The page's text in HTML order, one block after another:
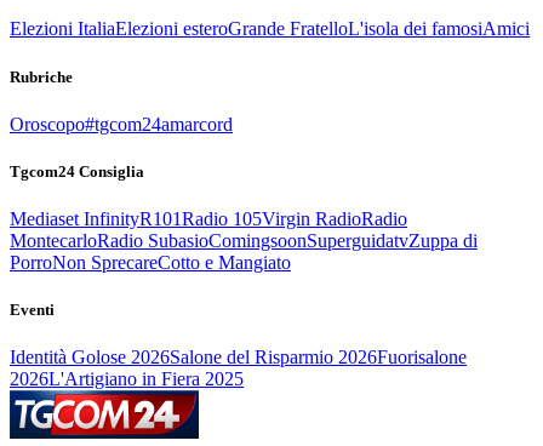
Elezioni ItaliaElezioni esteroGrande FratelloL'isola dei famosiAmici
Rubriche
Oroscopo#tgcom24amarcord
Tgcom24 Consiglia
Mediaset InfinityR101Radio 105Virgin RadioRadio
MontecarloRadio SubasioComingsoonSuperguidatvZuppa di
PorroNon SprecareCotto e Mangiato
Eventi
Identità Golose 2026Salone del Risparmio 2026Fuorisalone
2026L'Artigiano in Fiera 2025